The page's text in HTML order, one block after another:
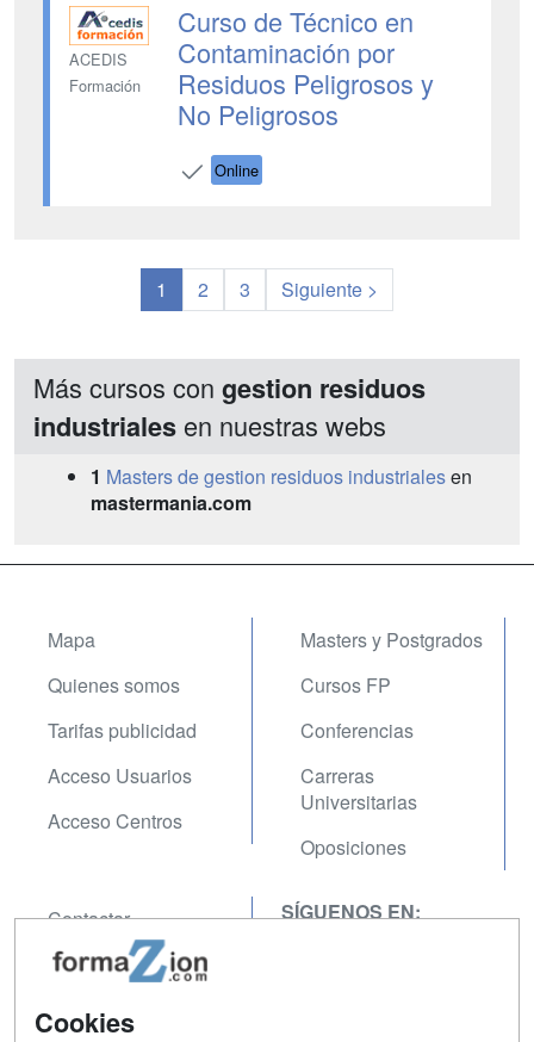
ACEDIS
Formación
Curso de Técnico en
Contaminación por
Residuos Peligrosos y
No Peligrosos
Online
1 2 3 Siguiente >
Más cursos con gestion residuos
industriales en nuestras webs
1 Masters de gestion residuos industrialesen
mastermania.com
Mapa
Quienes somos
Tarifas publicidad
Acceso Usuarios
Acceso Centros
Masters y Postgrados
Cursos FP
Conferencias
Carreras
Universitarias
Oposiciones
Contactar
Confidencialidad
Aviso legal
SÍGUENOS EN:
Cookies